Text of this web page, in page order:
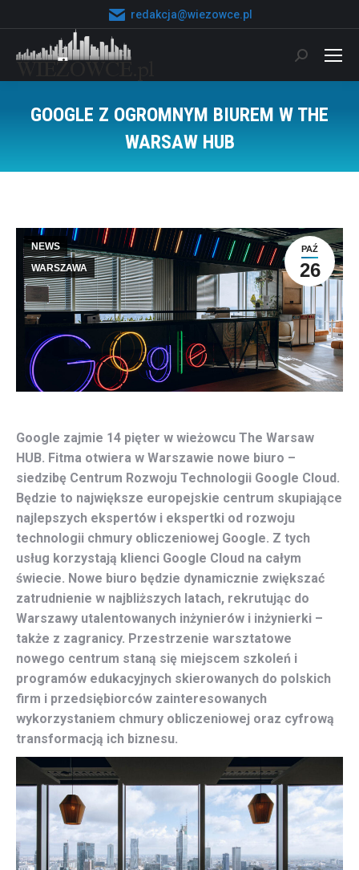
redakcja@wiezowce.pl
Szukaj:
GOOGLE Z OGROMNYM BIUREM W THE
WARSAW HUB
PAŹ
26
NEWS
WARSZAWA
Google zajmie 14 pięter w wieżowcu The Warsaw
HUB. Fitma otwiera w Warszawie nowe biuro –
siedzibę Centrum Rozwoju Technologii Google Cloud.
Będzie to największe europejskie centrum skupiające
najlepszych ekspertów i ekspertki od rozwoju
technologii chmury obliczeniowej Google. Z tych
usług korzystają klienci Google Cloud na całym
świecie. Nowe biuro będzie dynamicznie zwiększać
zatrudnienie w najbliższych latach, rekrutując do
Warszawy utalentowanych inżynierów i inżynierki –
także z zagranicy. Przestrzenie warsztatowe
nowego centrum staną się miejscem szkoleń i
programów edukacyjnych skierowanych do polskich
firm i przedsiębiorców zainteresowanych
wykorzystaniem chmury obliczeniowej oraz cyfrową
transformacją ich biznesu.